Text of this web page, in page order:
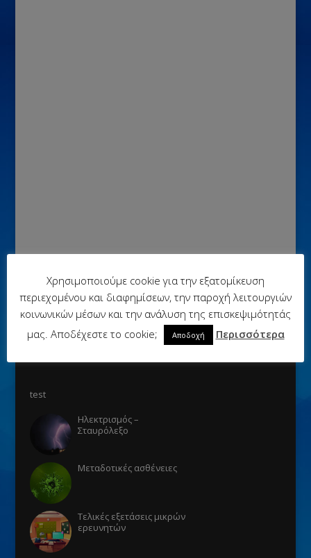
test
Ηλεκτρισμός –
Σταυρόλεξο
Μεταδοτικές ασθένειες
Τελικές εξετάσεις μικρών
ερευνητών
Χρησιμοποιούμε cookie για την εξατομίκευση
περιεχομένου και διαφημίσεων, την παροχή λειτουργιών
κοινωνικών μέσων και την ανάλυση της επισκεψιμότητάς
μας. Αποδέχεστε το cookie;
Αποδοχή Περισσότερα